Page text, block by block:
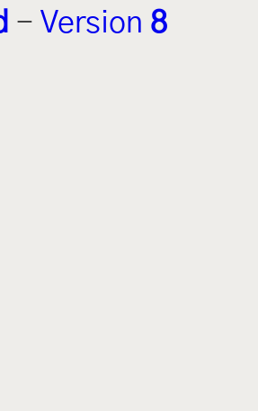
- Version 8